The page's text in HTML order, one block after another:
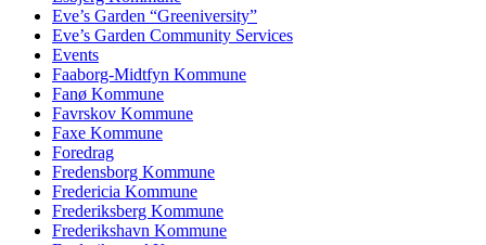
Eve’s Garden “Greeniversity”
Eve’s Garden Community Services
Events
Faaborg-Midtfyn Kommune
Fanø Kommune
Favrskov Kommune
Faxe Kommune
Foredrag
Fredensborg Kommune
Fredericia Kommune
Frederiksberg Kommune
Frederikshavn Kommune